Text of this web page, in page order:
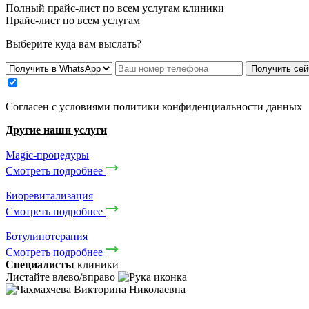
Полный прайс-лист по всем услугам клиники
Прайс-лист по всем услугам
Выберите куда вам выслать?
Получить
Cогласен с условиями политики конфиденциальности данных
Другие наши услуги
Magic-процедуры
Смотреть подробнее
Биоревитализация
Смотреть подробнее
Ботулинотерапия
Смотреть подробнее
Специалисты клиники
Листайте влево/вправо